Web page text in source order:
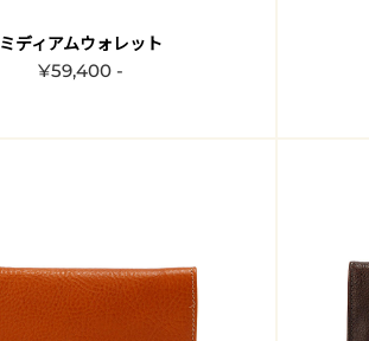
ミディアムウォレット
¥59,400 -